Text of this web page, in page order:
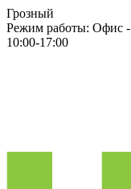
Грозный
Режим работы: Офис -
10:00-17:00